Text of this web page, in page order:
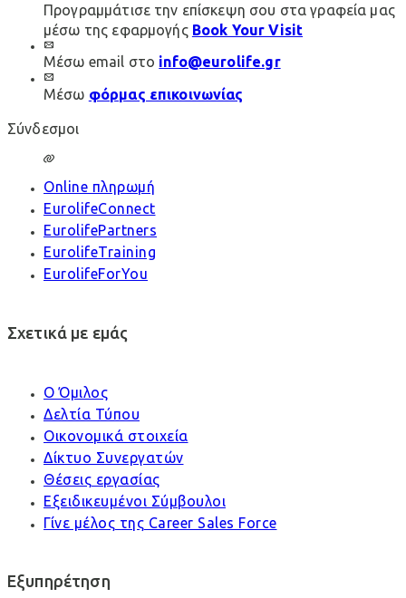
Προγραμμάτισε την επίσκεψη σου στα γραφεία μας
μέσω της εφαρμογής Book Your Visit
Μέσω email στο info@eurolife.gr
Μέσω φόρμας επικοινωνίας
Σύνδεσμοι
Online πληρωμή
EurolifeConnect
EurolifePartners
EurolifeTraining
EurolifeForYou
Σχετικά με εμάς
Ο Όμιλος
Δελτία Τύπου
Οικονομικά στοιχεία
Δίκτυο Συνεργατών
Θέσεις εργασίας
Εξειδικευμένοι Σύμβουλοι
Γίνε μέλος της Career Sales Force
Εξυπηρέτηση